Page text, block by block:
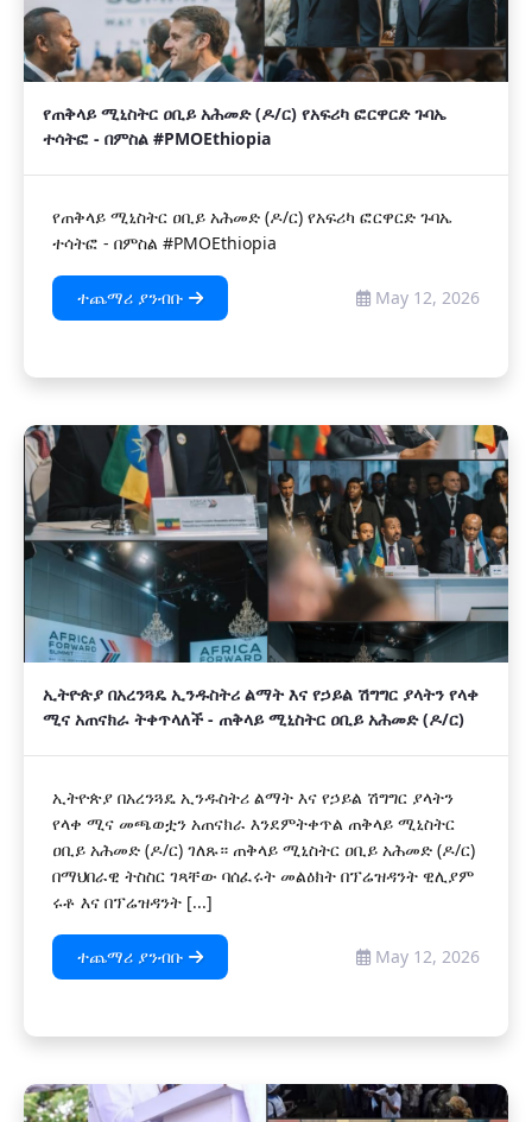
የጠቅላይ ሚኒስትር ዐቢይ አሕመድ (ዶ/ር) የአፍሪካ ፎርዋርድ ጉባኤ
ተሳትፎ - በምስል #PMOEthiopia
የጠቅላይ ሚኒስትር ዐቢይ አሕመድ (ዶ/ር) የአፍሪካ ፎርዋርድ ጉባኤ
ተሳትፎ - በምስል #PMOEthiopia
ተጨማሪ ያንብቡ May 12, 2026
ኢትዮጵያ በአረንጓዴ ኢንዱስትሪ ልማት እና የኃይል ሽግግር ያላትን የላቀ
ሚና አጠናክራ ትቀጥላለች - ጠቅላይ ሚኒስትር ዐቢይ አሕመድ (ዶ/ር)
ኢትዮጵያ በአረንጓዴ ኢንዱስትሪ ልማት እና የኃይል ሽግግር ያላትን
የላቀ ሚና መጫወቷን አጠናክራ እንደምትቀጥል ጠቅላይ ሚኒስትር
ዐቢይ አሕመድ (ዶ/ር) ገለጹ። ጠቅላይ ሚኒስትር ዐቢይ አሕመድ (ዶ/ር)
በማህበራዊ ትስስር ገጻቸው ባሰፈሩት መልዕክት በፕሬዝዳንት ዊሊያም
ሩቶ እና በፕሬዝዳንት [...]
ተጨማሪ ያንብቡ May 12, 2026